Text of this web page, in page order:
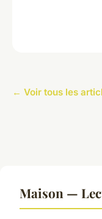
← Voir tous les
Maison —